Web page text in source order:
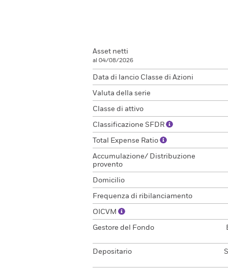
Asset netti
al 04/08/2026
Data di lancio Classe di Azioni
Valuta della serie
Classe di attivo
Classificazione SFDR
Total Expense Ratio
Accumulazione/ Distribuzione
provento
Domicilio
Frequenza di ribilanciamento
OICVM
Gestore del Fondo
Depositario